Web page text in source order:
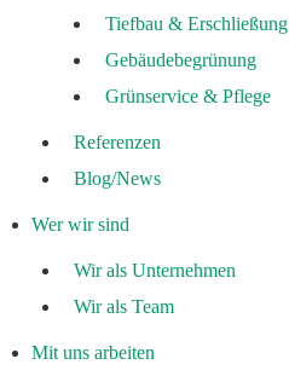
Tiefbau & Erschließung
Gebäudebegrünung
Grünservice & Pflege
Referenzen
Blog/News
Wer wir sind
Wir als Unternehmen
Wir als Team
Mit uns arbeiten